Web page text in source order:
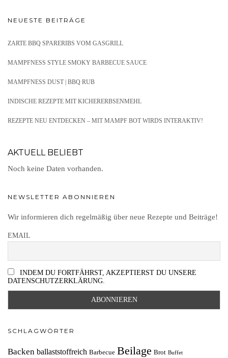
NEUESTE BEITRÄGE
ZARTE BBQ SPARERIBS VOM GASGRILL
MAMPFNESS STYLE SMOKY BARBECUE SAUCE
MAMPFNESS DUST | BBQ RUB
INDISCHE REZEPTE MIT KICHERERBSENMEHL
REZEPTE NEU ENTDECKEN – MIT MAMPF BOT WIRDS INTERAKTIV!
AKTUELL BELIEBT
Noch keine Daten vorhanden.
NEWSLETTER ABONNIEREN
Wir informieren dich regelmäßig über neue Rezepte und Beiträge!
EMAIL
INDEM DU FORTFÄHRST, AKZEPTIERST DU UNSERE
DATENSCHUTZERKLÄRUNG.
SCHLAGWÖRTER
Backen ballaststoffreich Barbecue Beilage Brot Buffet